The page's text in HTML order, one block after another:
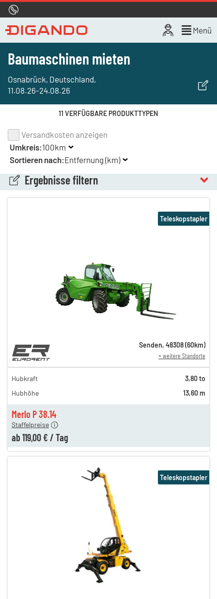
Menü
Baumaschinen mieten
Osnabrück, Deutschland,
11.08.26-24.08.26
11 VERFÜGBARE PRODUKTTYPEN
Ergebnisse filtern
Versandkosten anzeigen
Umkreis:100km
Sortieren nach:Entfernung (km)
Merlo P 38.14
219,00 €
189,00 €
179,00 €
149,00 €
Staffelpreise
ab 119,00 € / Tag
Teleskopstapler
Senden, 48308(60km)
+ weitere Standorte
Hubkraft
3,80 to
Hubhöhe
13,60 m
Teleskopstapler